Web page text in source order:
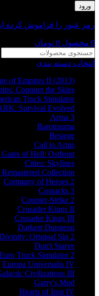
ورود
رمز عبور را فراموش کرده
0 محصول 0 تومان
انتخاب دسته بندی
of Empires II (2013)
Conquer the Skies
Truck Simulator
Survival Evolved
Arma 3
Barotrauma
Besiege
Call to Arms
of Hell: Ostfront
Cities: Skylines
Collection
Company of Heroes 2
Cossacks 3
Counter-Strike 2
Crusader Kings II
Crusader Kings III
Darkest Dungeon
Original Sin 2
Don't Starve
Truck Simulator 2
Europa Universalis IV
Civilizations III
Garry's Mod
Hearts of Iron IV